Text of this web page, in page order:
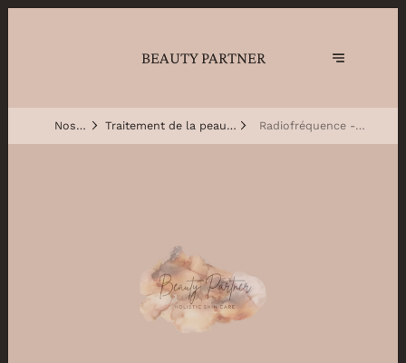
BEAUTY PARTNER
Nos
traitements
Traitement de la peau-
Nouvelle génération
Radiofréquence -
Tripollar Pollogen